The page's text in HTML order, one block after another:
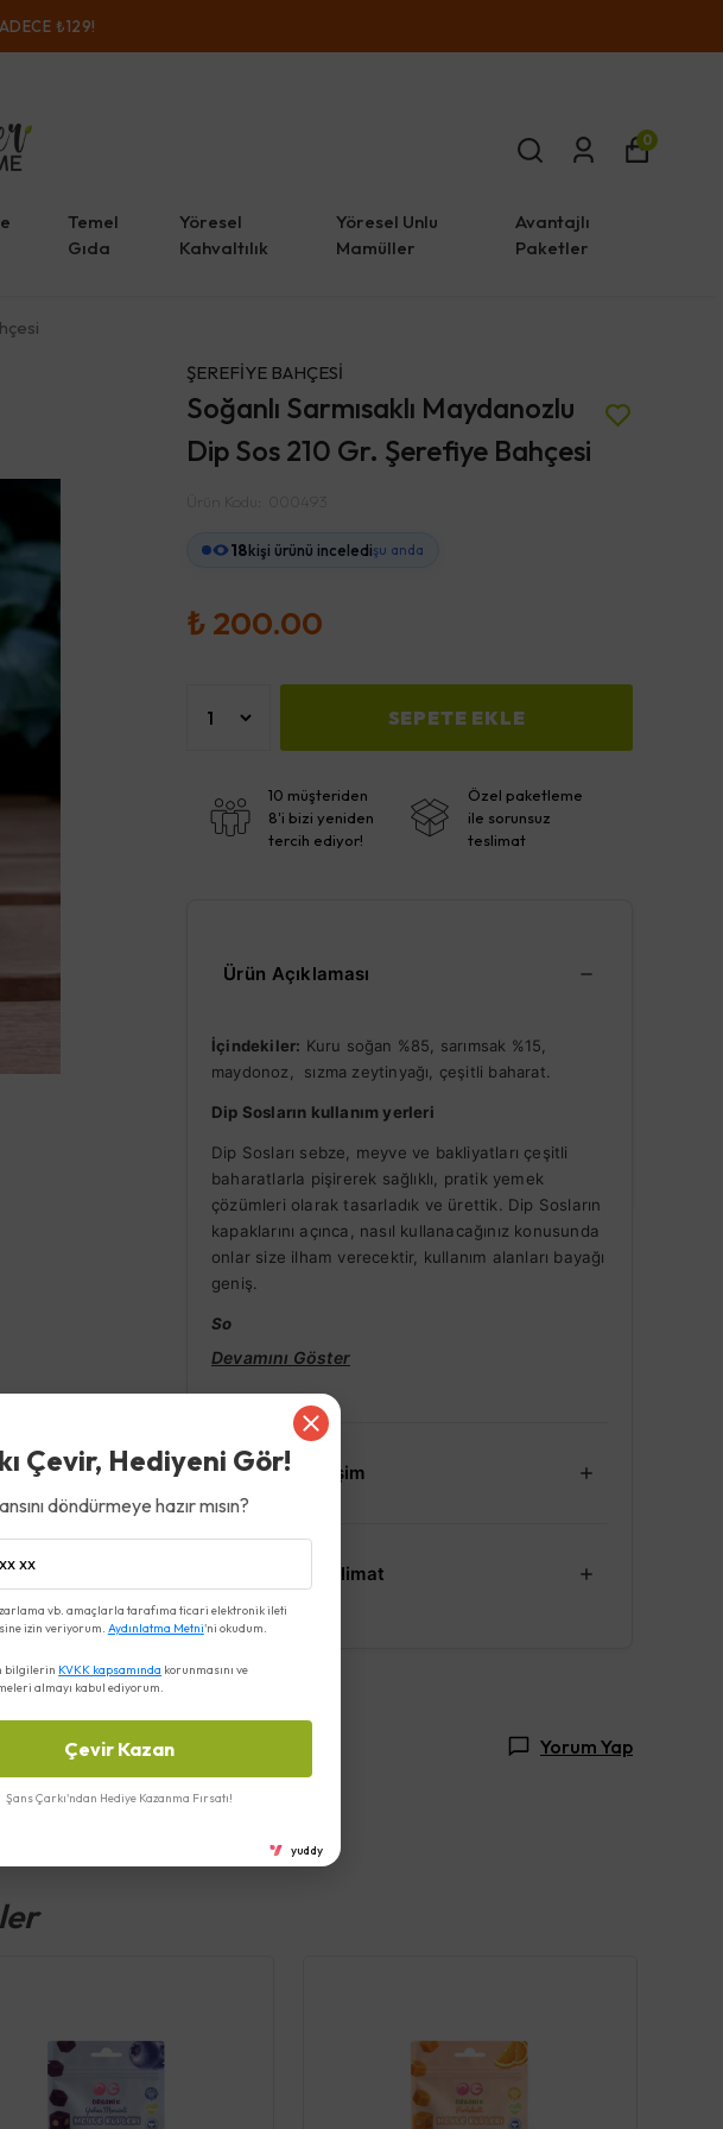
₺129!
Temel
Gıda
Yöresel
Kahvaltılık
Yöresel Unlu
Mamüller
Avantajlı
Paketler
0
ŞEREFİYE BAHÇESİ
Soğanlı Sarmısaklı Maydanozlu
Dip Sos 210 Gr. Şerefiye Bahçesi
Ürün Kodu : 000493
18kişi ürünü inceledişu anda
₺ 200.00
SEPETE EKLE
10 müşteriden
8'i bizi yeniden
tercih ediyor!
Özel paketleme
ile sorunsuz
teslimat
Ürün Açıklaması
İçindekiler: Kuru soğan %85, sarımsak %15,
maydonoz, sızma zeytinyağı, çeşitli baharat.
Dip Sosların kullanım yerleri
Dip Sosları sebze, meyve ve bakliyatları çeşitli
baharatlarla pişirerek sağlıklı, pratik yemek
çözümleri olarak tasarladık ve ürettik. Dip Sosların
kapaklarını açınca, nasıl kullanacağınız konusunda
onlar size ilham verecektir, kullanım alanları bayağı
geniş.
So
Devamını Göster
İade ve Değişim
Kargo ve Teslimat
Yorum Yap
Çevir, Hediyeni Gör!
döndürmeye hazır mısın?
vb. amaçlarla tarafıma ticari elektronik ileti
izin veriyorum. Aydınlatma Metni'ni okudum.
bilgilerin KVKK kapsamında korunmasını ve
almayı kabul ediyorum.
Çevir Kazan
Şans Çarkı'ndan Hediye Kazanma Fırsatı!
yuddy